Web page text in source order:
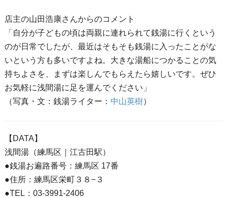
店主の山田浩康さんからのコメント
「自分が子どもの頃は両親に連れられて銭湯に行くという
のが日常でしたが、最近はそもそも銭湯に入ったことがな
いという方も多いですよね。大きな湯船につかることの気
持ちよさを、まずは楽しんでもらえたら嬉しいです。ぜひ
お気軽に浅間湯に足を運んでください」
（写真・文：銭湯ライター： 中山英樹）
【DATA】
浅間湯（練馬区｜江古田駅）
●銭湯お遍路番号：練馬区 17番
●住所：練馬区栄町３８−３
●TEL：03-3991-2406